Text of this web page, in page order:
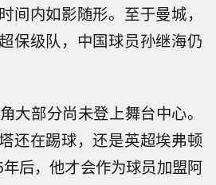
间内如影随形。至于曼城，
保级队，中国球员孙继海仍
大部分尚未登上舞台中心。
还在踢球，还是英超埃弗顿
后，他才会作为球员加盟阿